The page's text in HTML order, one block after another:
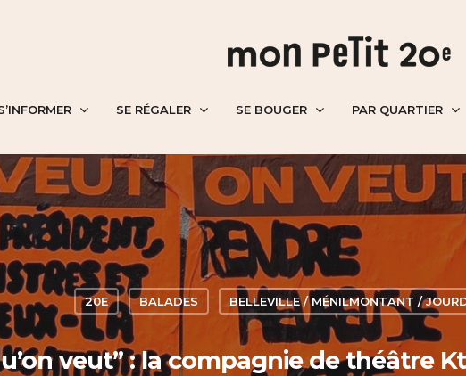
SE RÉGALER SE BOUGER PAR QUARTIER
20E BALADES BELLEVILLE / MÉNILMONTANT /
veut” : la compagnie de théâtre